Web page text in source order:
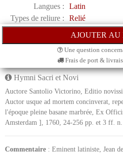
Langues :
Latin
Types de reliure :
Relié
Une question
Frais de port &
Hymni Sacri et Novi
Auctore Santolio Victorino, Editio
Auctor usque ad mortem concinverat,
l'époque pleine basane marbrée, Ex
Amsterdam ], 1760, 24-256 pp. et 3 ff.
Commentaire : Eminent latiniste, Jean